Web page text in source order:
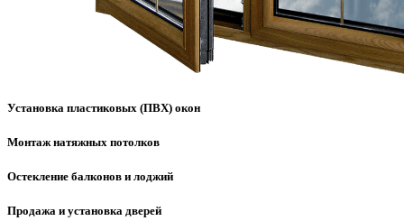
Установка пластиковых (ПВХ) окон
Монтаж натяжных потолков
Остекление балконов и лоджий
Продажа и установка дверей